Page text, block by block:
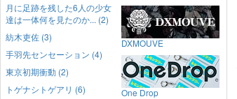
月に足跡を残した6人の少女
達は一体何を見たのか... (2)
紡木吏佐 (3)
手羽先センセーション (4)
東京初期衝動 (2)
トゲナシトゲアリ (6)
DXMOUVE
One Drop